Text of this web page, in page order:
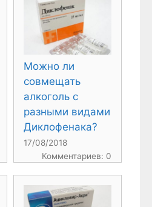
Можно ли
совмещать
алкоголь с
разными видами
Диклофенака?
17/08/2018
Комментариев: 0